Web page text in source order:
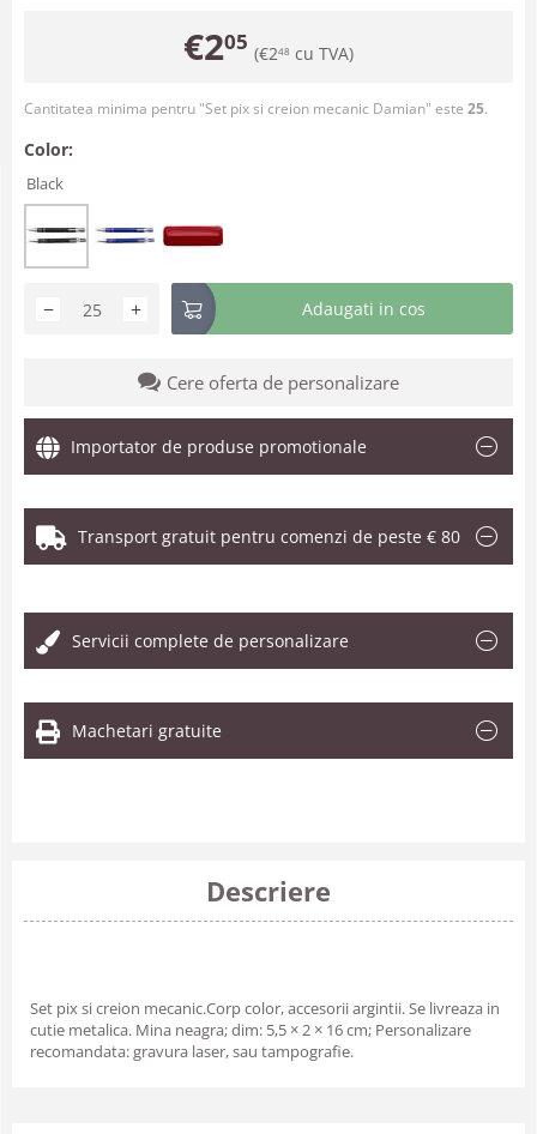
€205 (€248 cu TVA)
Cantitatea minima pentru "Set pix si creion mecanic Damian" este 25.
Color:
Black
+
− Adaugati in cos
Cere oferta de personalizare
Importator de produse promotionale
Transport gratuit pentru comenzi de peste € 80
Servicii complete de personalizare
Machetari gratuite
Descriere
Set pix si creion mecanic.Corp color, accesorii argintii. Se livreaza in
cutie metalica. Mina neagra; dim: 5,5 × 2 × 16 cm; Personalizare
recomandata: gravura laser, sau tampografie.